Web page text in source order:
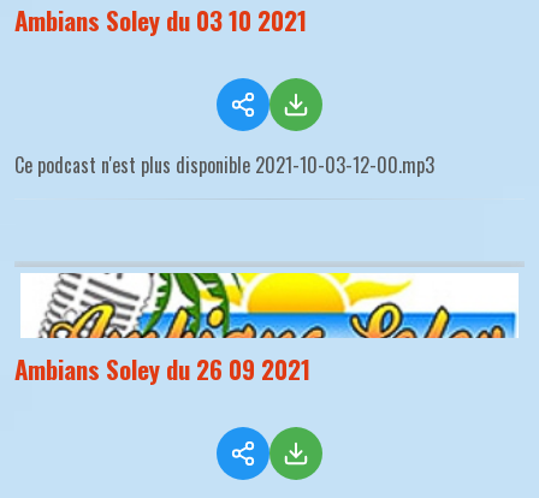
Ambians Soley du 03 10 2021
Ce podcast n'est plus disponible 2021-10-03-12-00.mp3
Ambians Soley du 26 09 2021